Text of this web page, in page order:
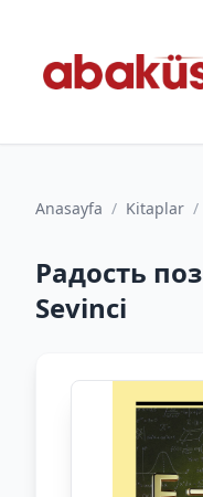
Anasayfa / Kitaplar /
Радость
Sevinci